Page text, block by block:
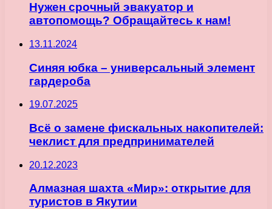
Нужен срочный эвакуатор и
автопомощь? Обращайтесь к нам!
13.11.2024
Синяя юбка – универсальный элемент
гардероба
19.07.2025
Всё о замене фискальных накопителей:
чеклист для предпринимателей
20.12.2023
Алмазная шахта «Мир»: открытие для
туристов в Якутии